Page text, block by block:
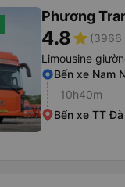
Phương
4.8star (3966
Limousine
Bến xe Nam
10h40m
Bến xe TT